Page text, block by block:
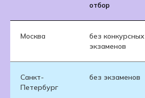
отбор
Москва
без конкурсных
экзаменов
Санкт-
Петербург
без экзаменов